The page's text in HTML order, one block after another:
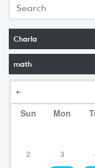
Charla
math
Sun Mon
2 3